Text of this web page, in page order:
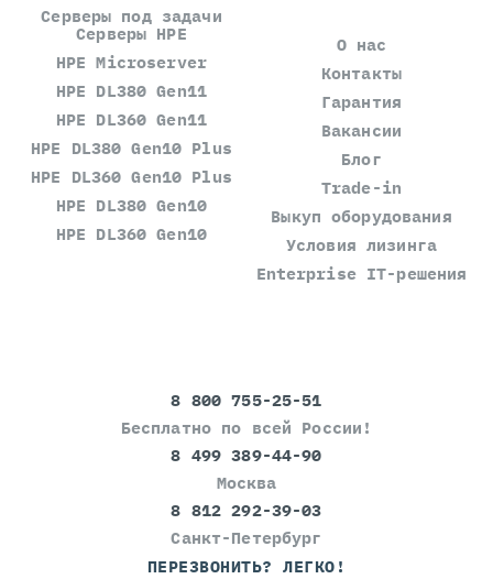
Серверы под задачи
Серверы HPE
HPE Microserver
HPE DL380 Gen11
HPE DL360 Gen11
HPE DL380 Gen10 Plus
HPE DL360 Gen10 Plus
HPE DL380 Gen10
HPE DL360 Gen10
О нас
Контакты
Гарантия
Вакансии
Блог
Trade-in
Выкуп оборудования
Условия лизинга
Enterprise IT-решения
8 800 755-25-51
Бесплатно по всей России!
8 499 389-44-90
Москва
8 812 292-39-03
Санкт-Петербург
ПЕРЕЗВОНИТЬ? ЛЕГКО!